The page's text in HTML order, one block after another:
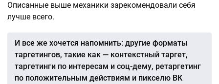
Описанные выше механики зарекомендовали себя
лучше всего.
И все же хочется напомнить: другие форматы
таргетингов, такие как — контекстный таргет,
таргетинги по интересам и соц-дему, ретаргетинг
по положительным действиям и пикселю ВК